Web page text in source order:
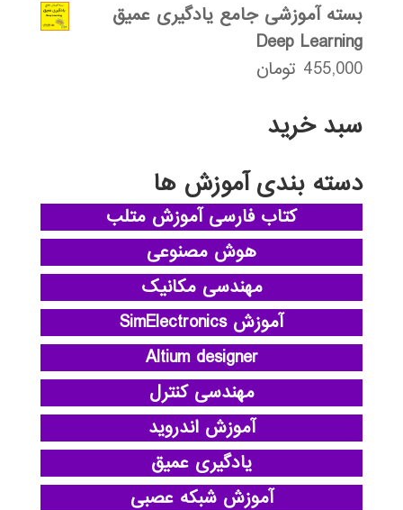
بسته آموزشی جامع یادگیری عمیق
Deep Learning
455,000 تومان
سبد خرید
دسته بندی آموزش ها
کتاب فارسی آموزش متلب
هوش مصنوعی
مهندسی مکانیک
آموزش SimElectronics
Altium designer
مهندسی کنترل
آموزش اندروید
یادگیری عمیق
آموزش شبکه عصبی